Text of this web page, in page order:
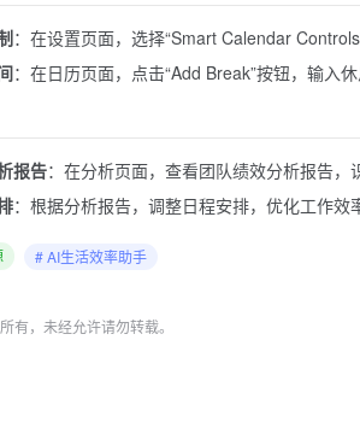
：在设置页面，选择“Smart Calendar
：在日历页面，点击“Add Break”按钮，输入
报告：在分析页面，查看团队绩效分析报告，
：根据分析报告，调整日程安排，优化工作效
# AI生活效率助手
所有，未经允许请勿转载。